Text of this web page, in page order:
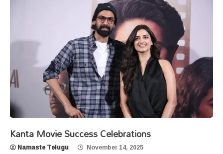
Kanta Movie Success Celebrations
Namaste Telugu November 14, 2025